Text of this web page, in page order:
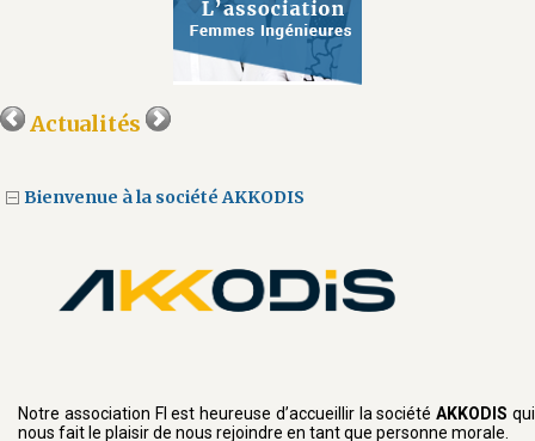
Actualités
Bienvenue à la société AKKODIS
Notre association FI est heureuse d’accueillir la sociétéAKKODIS qui
nous fait le plaisir de nous rejoindre en tant que personne morale.